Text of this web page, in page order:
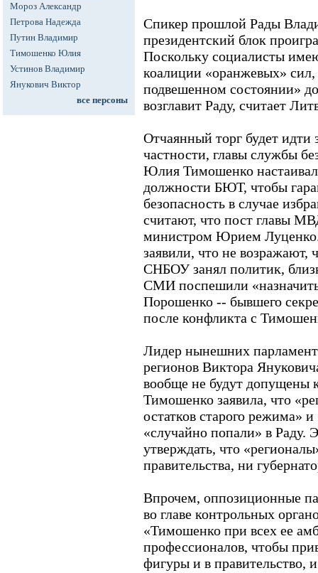
Мороз Александр
Петрова Надежда
Путин Владимир
Тимошенко Юлия
Устинов Владимир
Янукович Виктор
все персоны
Спикер прошлой Рады
президентский блок
Поскольку социалисты
коалиции «оранжевых» сил,
подвешенном состоянии»
возглавит Раду, считает
Отчаянный торг будет идти
частности, главы службы
Юлия Тимошенко
должности БЮТ, чтобы
безопасность в случае
считают, что пост главы
министром Юрием
заявили, что не возражают,
СНБОУ занял политик,
СМИ поспешили
Порошенко -- бывшего
после конфликта с
Лидер нынешних
регионов Виктора
вообще не будут допущены
Тимошенко заявила, что
остатков старого режима»
«случайно попали» в Раду.
утверждать, что
правительства, ни
Впрочем, оппозиционные
во главе контрольных
«Тимошенко при всех ее
профессионалов, чтобы
фигуры и в правительство,